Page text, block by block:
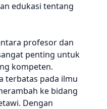
edukasi tentang
profesor dan
penting untuk
kompeten.
terbatas pada ilmu
ke bidang
Dengan